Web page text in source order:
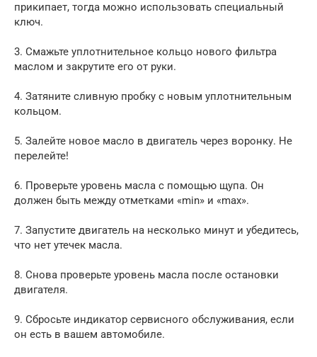
прикипает, тогда можно использовать специальный
ключ.
3. Смажьте уплотнительное кольцо нового фильтра
маслом и закрутите его от руки.
4. Затяните сливную пробку с новым уплотнительным
кольцом.
5. Залейте новое масло в двигатель через воронку. Не
перелейте!
6. Проверьте уровень масла с помощью щупа. Он
должен быть между отметками «min» и «max».
7. Запустите двигатель на несколько минут и убедитесь,
что нет утечек масла.
8. Снова проверьте уровень масла после остановки
двигателя.
9. Сбросьте индикатор сервисного обслуживания, если
он есть в вашем автомобиле.